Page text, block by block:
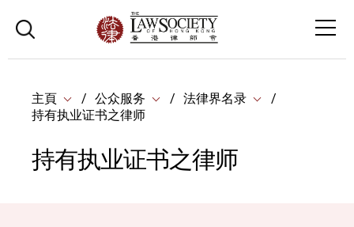
主頁 公众服务
法律界名录
持有执业证书之律师
持有执业证书之律师